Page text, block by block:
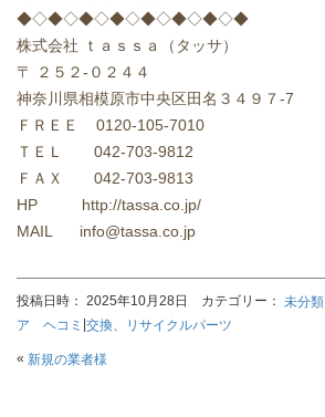
◆◇◆◇◆◇◆◇◆◇◆◇◆◇◆
株式会社 ｔａｓｓａ（タッサ）
〒 ２５２-０２４４
神奈川県相模原市中央区田名３４９７-7
ＦＲＥＥ 0120-105-7010
ＴＥＬ 042-703-9812
ＦＡＸ 042-703-9813
HP http://tassa.co.jp/
MAIL info@tassa.co.jp
投稿日時： 2025年10月28日 カテゴリー： 未分類
ア ヘコミ 交換、リサイクルパーツ
« 新規の業者様